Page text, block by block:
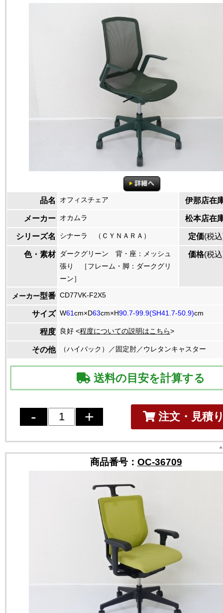
品名 オフィスチェア 伊那店在
メーカー オカムラ 松本店在
シリーズ名 シナーラ （ＣＹＮＡＲＡ） 定価(税
色・素材
ダークグリーン 背・座：メッシュ
張り ［フレーム・脚：ダークグリ
ーン］
価格(税
メーカー型番 CD77VK-F2X5
サイズ W61cm×D63cm×H90.7-99.9(SH41.7-50.9)cm
程度 良好 <程度についての説明はこちら>
その他 （ハイバック）／固定肘／ウレタンキャスター
送料の目安を計算する
注文・見積
商品番号： OC-36709